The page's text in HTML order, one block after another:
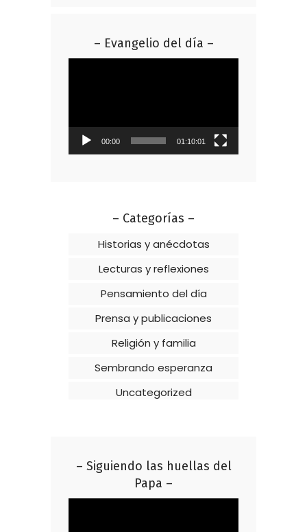
– Evangelio del día –
00:00 01:10:01
– Categorías –
Historias y anécdotas
Lecturas y reflexiones
Pensamiento del día
Prensa y publicaciones
Religión y familia
Sembrando esperanza
Uncategorized
– Siguiendo las huellas del
Papa –